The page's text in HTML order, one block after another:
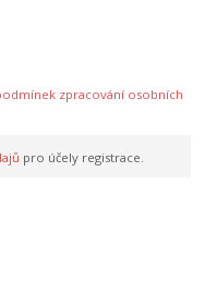
zpracování osobních
pro účely registrace.